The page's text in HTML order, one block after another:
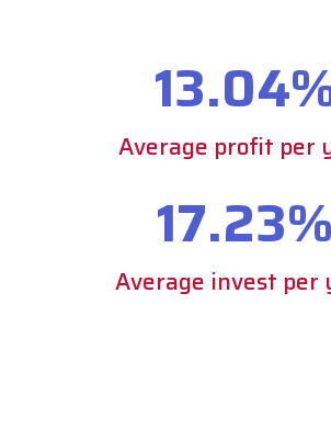
13.04
Average profit per
17.23%
Average invest per